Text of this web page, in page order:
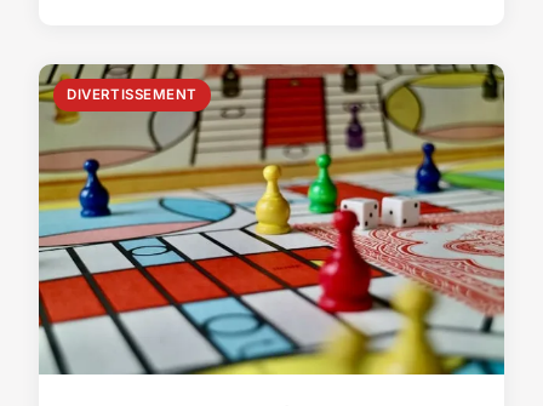
DIVERTISSEMENT